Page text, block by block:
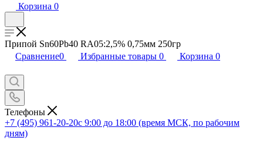
Корзина 0
Припой Sn60Pb40 RA05:2,5% 0,75мм 250гр
Сравнение0 Избранные товары 0 Корзина 0
Телефоны
+7 (495) 961-20-20с 9:00 до 18:00 (время МСК, по рабочим
дням)